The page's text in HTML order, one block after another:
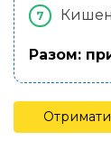
Разом:
Отримати